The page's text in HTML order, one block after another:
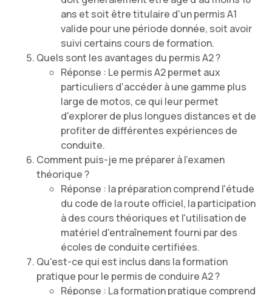
ans et soit être titulaire d'un permis A1
valide pour une période donnée, soit avoir
suivi certains cours de formation.
Quels sont les avantages du permis A2 ?
Réponse : Le permis A2 permet aux
particuliers d'accéder à une gamme plus
large de motos, ce qui leur permet
d'explorer de plus longues distances et de
profiter de différentes expériences de
conduite.
Comment puis-je me préparer à l'examen
théorique ?
Réponse : la préparation comprend l'étude
du code de la route officiel, la participation
à des cours théoriques et l'utilisation de
matériel d'entraînement fourni par des
écoles de conduite certifiées.
Qu'est-ce qui est inclus dans la formation
pratique pour le permis de conduire A2 ?
Réponse : La formation pratique comprend